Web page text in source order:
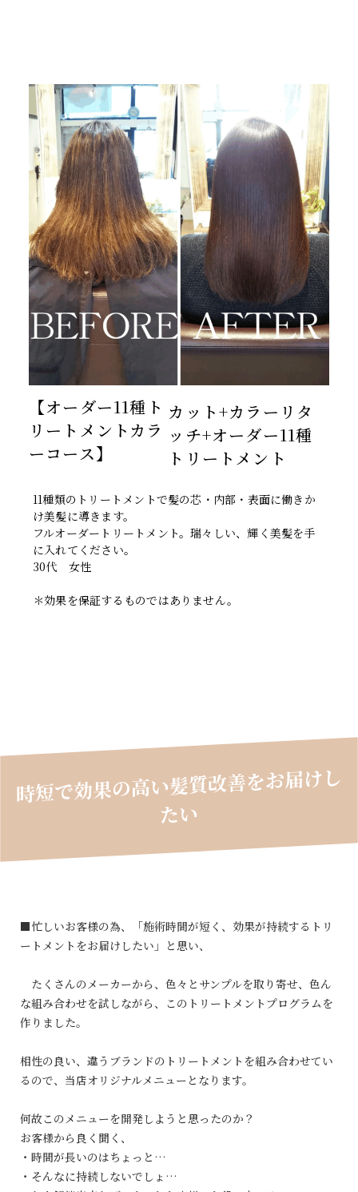
【オーダー11種ト
リートメントカラ
ーコース】
カット+カラーリタ
ッチ+オーダー11種
トリートメント
11種類のトリートメントで髪の芯・内部・表面に働きか
け美髪に導きます。
フルオーダートリートメント。瑞々しい、輝く美髪を手
に入れてください。
30代 女性
＊効果を保証するものではありません。
時短で効果の高い髪質改善をお届けし
たい
■忙しいお客様の為、「施術時間が短く、効果が持続するトリ
ートメントをお届けしたい」と思い、
たくさんのメーカーから、色々とサンプルを取り寄せ、色ん
な組み合わせを試しながら、このトリートメントプログラムを
作りました。
相性の良い、違うブランドのトリートメントを組み合わせてい
るので、当店オリジナルメニューとなります。
何故このメニューを開発しようと思ったのか？
お客様から良く聞く、
・時間が長いのはちょっと…
・そんなに持続しないでしょ…